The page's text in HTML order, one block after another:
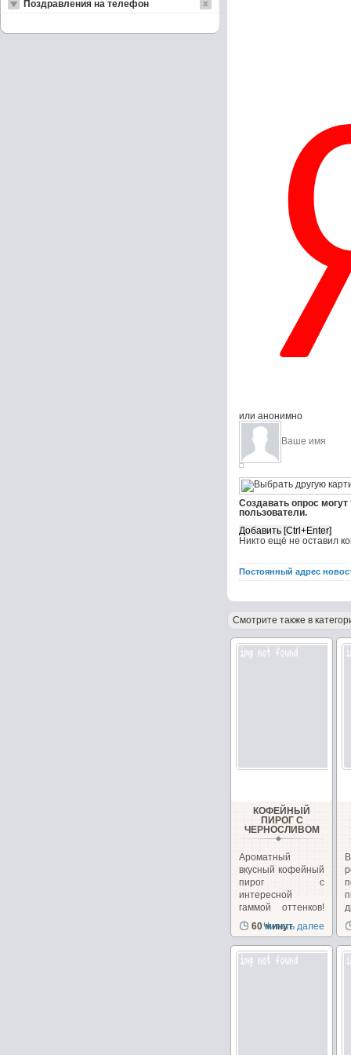
или анонимно
Создавать опрос
пользователи.
Никто ещё не оставил
Постоянный адрес
Смотрите также в
КОФЕЙНЫЙ
ПИРОГ С
ЧЕРНОСЛИВОМ
Ароматный
вкусный кофейный
пирог с
интересной
гаммой оттенков!
По вкусу мне...
60 минут
Читать далее
Поздравления на телефон